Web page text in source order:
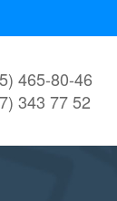
465-80-46
343 77 52